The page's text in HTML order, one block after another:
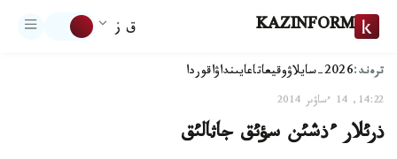
KAZINFORM ق ز
ترەند:2026-سايلاۋ وقيعاتاعايىنداۋاقوردا
14:22, 14 ءساۋىر 2014
ذرئلار ءذشئن سؤئق جاثالئق